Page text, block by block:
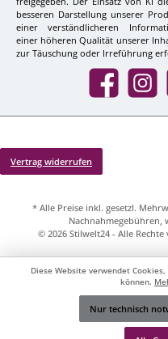
besseren Darstellung unserer
einer verständlicheren
einer höheren Qualität unserer
zur Täuschung oder Irreführung
Facebook
Vertrag widerrufen
* Alle Preise inkl. gesetzl.
Nachnahmegebühren,
© 2026 Stilwelt24 - Alle
Werkzeugleiste anzeigen
Diese Website verwendet
können.
Nur technisch